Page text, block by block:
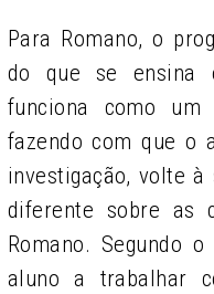
Para Romano, o
do que se ensina
funciona como um
fazendo com que o
investigação, volte
diferente sobre as
Romano. Segundo
aluno a trabalhar